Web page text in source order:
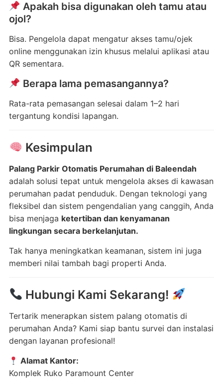
Apakah bisa digunakan oleh tamu atau
ojol?
Bisa. Pengelola dapat mengatur akses tamu/ojek
online menggunakan izin khusus melalui aplikasi atau
QR sementara.
Berapa lama pemasangannya?
Rata-rata pemasangan selesai dalam 1–2 hari
tergantung kondisi lapangan.
Kesimpulan
Palang Parkir Otomatis Perumahan di Baleendah
adalah solusi tepat untuk mengelola akses di kawasan
perumahan padat penduduk. Dengan teknologi yang
fleksibel dan sistem pengendalian yang canggih, Anda
bisa menjaga ketertiban dan kenyamanan
lingkungan secara berkelanjutan.
Tak hanya meningkatkan keamanan, sistem ini juga
memberi nilai tambah bagi properti Anda.
Hubungi Kami Sekarang!
Tertarik menerapkan sistem palang otomatis di
perumahan Anda? Kami siap bantu survei dan instalasi
dengan layanan profesional!
Alamat Kantor:
Komplek Ruko Paramount Center